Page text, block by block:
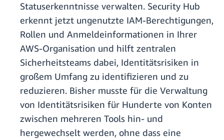
Statuserkenntnisse verwalten. Security Hub
erkennt jetzt ungenutzte IAM-Berechtigungen,
Rollen und Anmeldeinformationen in Ihrer
AWS-Organisation und hilft zentralen
Sicherheitsteams dabei, Identitätsrisiken in
großem Umfang zu identifizieren und zu
reduzieren. Bisher musste für die Verwaltung
von Identitätsrisiken für Hunderte von Konten
zwischen mehreren Tools hin- und
hergewechselt werden, ohne dass eine